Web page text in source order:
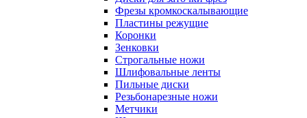
Фрезы кромкоскалывающие
Пластины режущие
Коронки
Зенковки
Строгальные ножи
Шлифовальные ленты
Пильные диски
Резьбонарезные ножи
Метчики